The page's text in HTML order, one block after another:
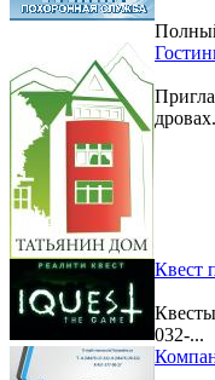
дровах.
Квест
032-...